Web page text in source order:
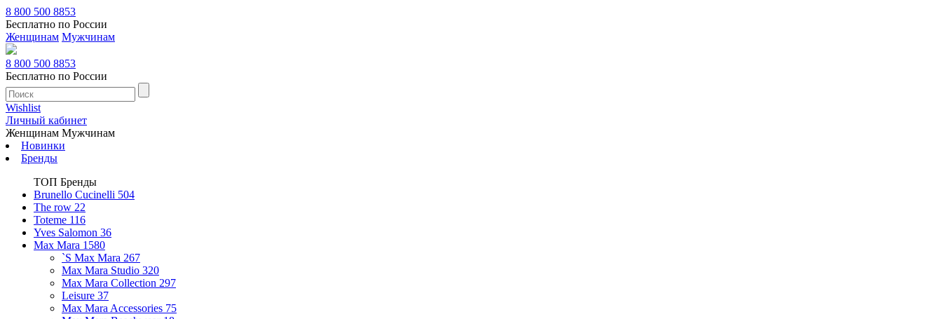
8 800 500 8853
Бесплатно по России
Женщинам Мужчинам
8 800 500 8853
Бесплатно по России
Wishlist
Личный кабинет
Женщинам Мужчинам
Новинки
Бренды
ТОП Бренды
Brunello Cucinelli 504
The row 22
Toteme 116
Yves Salomon 36
Max Mara 1580
`S Max Mara 267
Max Mara Studio 320
Max Mara Collection 297
Leisure 37
Max Mara Accessories 75